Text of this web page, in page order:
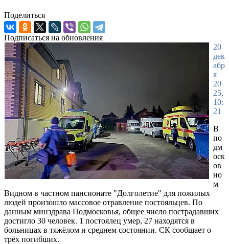
Поделиться
Подписаться на обновления
20
дек
абр
я
20
25,
10:
21
В
по
дм
оск
ов
но
м
Видном в частном пансионате "Долголетие" для пожилых
людей произошло массовое отравление постояльцев. По
данным минздрава Подмосковья, общее число пострадавших
достигло 30 человек. 1 постоялец умер, 27 находятся в
больницах в тяжёлом и среднем состоянии. СК сообщает о
трёх погибших.